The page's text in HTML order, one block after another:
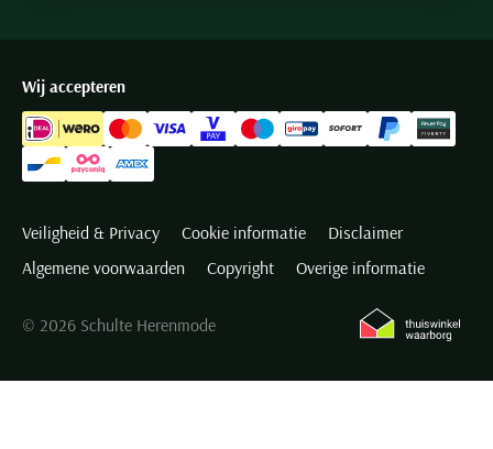
Wij accepteren
Veiligheid & Privacy Cookie informatie
Disclaimer
Algemene voorwaarden
Copyright Overige informatie
© 2026 Schulte Herenmode